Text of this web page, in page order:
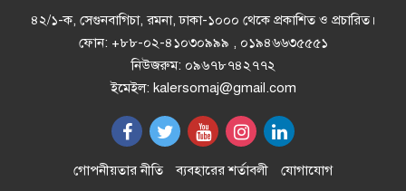
মানুষের কল্যাণে ঐক্যবদ্ধভাবে কাজ
করতে হবে: গণপূর্ত মন্ত্রী
নাঙ্গলকোটের ঢালুয়ায় শিক্ষাবৃত্তি পরীক্ষা
অনুষ্ঠিত
৪২/১-ক, সেগুনবাগিচা, রমনা, ঢাকা-১০০০ থেকে প্রকাশিত ও প্রচারিত।
ফোন: +৮৮-০২-৪১০৩০৯৯৯ , ০১৯৪৬৬৩৫৫৫১
নিউজরুম: ০৯৬৭৮৭৪২৭৭২
ইমেইল: kalersomaj@gmail.com
গোপনীয়তার নীতি ব্যবহারের শর্তাবলী যোগাযোগ